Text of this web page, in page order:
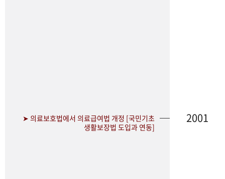
➤ 의료보호법에서 의료급여법 개정 [국민기초
생활보장법 도입과 연동]
2001